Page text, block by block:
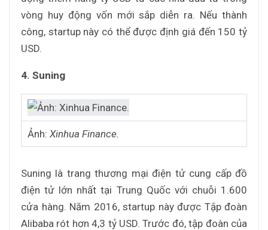
vòng huy động vốn mới sắp diễn ra. Nếu thành
công, startup này có thể được định giá đến 150 tỷ
USD.
4. Suning
Ảnh: Xinhua Finance.
Suning là trang thương mại điện tử cung cấp đồ
điện tử lớn nhất tại Trung Quốc với chuỗi 1.600
cửa hàng. Năm 2016, startup này được Tập đoàn
Alibaba rót hơn 4,3 tỷ USD. Trước đó, tập đoàn của